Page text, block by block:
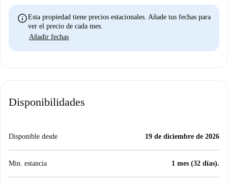
infoEsta propiedad tiene precios estacionales. Añade tus fechas para
ver el precio de cada mes.
Añadir fechas
Disponibilidades
Disponible desde 19 de diciembre de 2026
Min. estancia 1 mes (32 días).